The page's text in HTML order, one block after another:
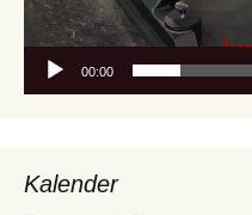
00:00
Kalender